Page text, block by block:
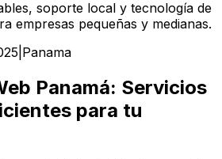
soporte local y tecnología de
empresas pequeñas y medianas.
Panama
Panamá: Servicios
para tu